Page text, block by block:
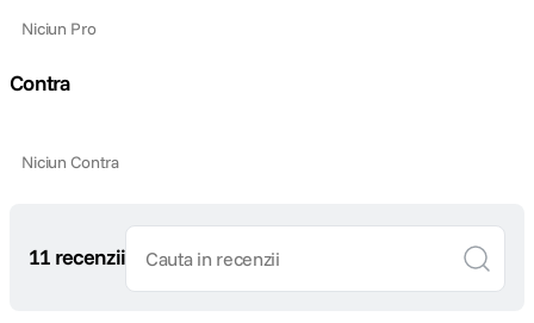
maxim
Lungime
Niciun Pro
Contra
Niciun Contra
11 recenzii